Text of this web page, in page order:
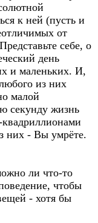
к ней (пусть и
от
себе, о
день
и маленьких. И,
из них
малой
секунду жизнь
них - Вы умрёте.
ли что-то
чтобы
- хотя бы